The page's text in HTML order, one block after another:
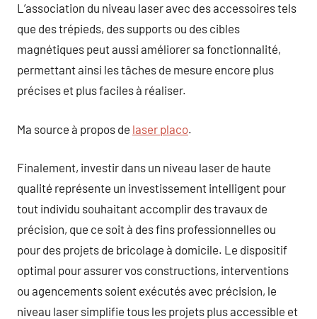
L’association du niveau laser avec des accessoires tels
que des trépieds, des supports ou des cibles
magnétiques peut aussi améliorer sa fonctionnalité,
permettant ainsi les tâches de mesure encore plus
précises et plus faciles à réaliser.
Ma source à propos de laser placo.
Finalement, investir dans un niveau laser de haute
qualité représente un investissement intelligent pour
tout individu souhaitant accomplir des travaux de
précision, que ce soit à des fins professionnelles ou
pour des projets de bricolage à domicile. Le dispositif
optimal pour assurer vos constructions, interventions
ou agencements soient exécutés avec précision, le
niveau laser simplifie tous les projets plus accessible et